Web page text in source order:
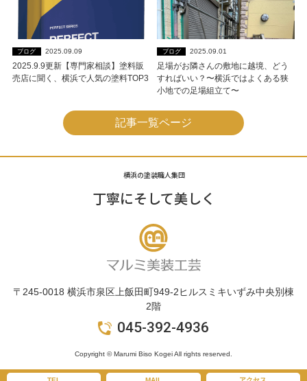
ブログ 2025.09.09
2025.9.9更新【専門家相談】塗料販
売店に聞く、横浜で人気の塗料TOP3
ブログ 2025.09.01
足場がお隣さんの敷地に越境、どう
すればいい？〜横浜ではよくある狭
小地での足場組立て〜
記事一覧ページ
横浜の塗装職人集団
丁寧にそして美しく
〒245-0018 横浜市泉区上飯田町949-2ヒルスミキいずみ中央別棟
2階
045-392-4936
Copyright © Marumi Biso Kogei All rights reserved.